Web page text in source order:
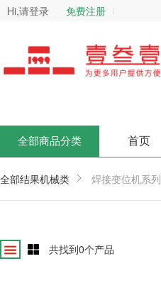
Hi,请登录 免费注册
全部商品分类 首页
全部结果机械类 焊接变位机系列
共找到0个产品